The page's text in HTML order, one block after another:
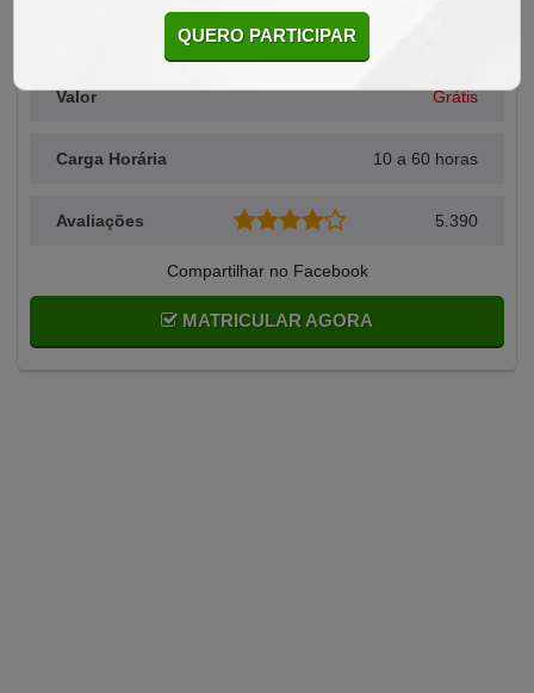
Alunos Matriculados
Valor Grátis
Carga Horária 10 a 60 horas
Avaliações 5.390
Compartilhar no Facebook
MATRICULAR AGORA
QUERO PARTICIPAR